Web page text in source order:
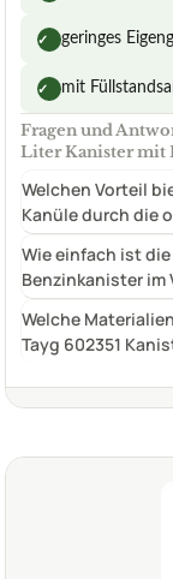
✓ geringes
✓ mit
Fragen und
Liter Kanister mit
Welchen Vorteil
Kanüle durch die
Wie einfach ist
Benzinkanister im
Welche
Tayg 602351